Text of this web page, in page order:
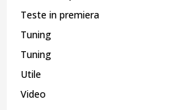
Teste in premiera
Tuning
Tuning
Utile
Video